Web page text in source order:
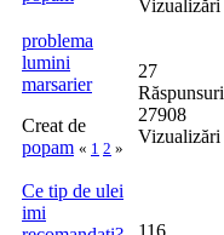
Vizualizări
problema
lumini
marsarier
Creat de
popam « 1 2 »
27
Răspunsuri
27908
Vizualizări
Ce tip de ulei
imi
116